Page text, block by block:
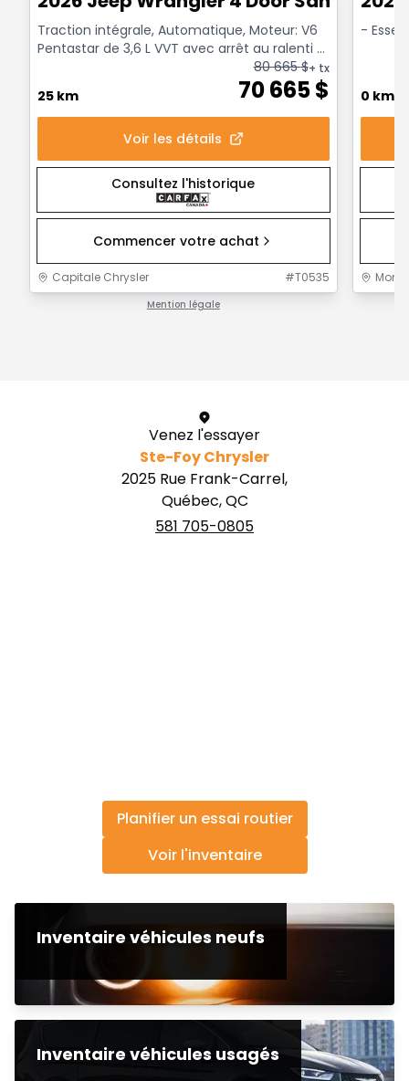
Traction intégrale, Automatique, Moteur: V6
Pentastar de 3,6 L VVT avec arrêt au ralenti -
25 km
70 665$
80 665$+ tx
Voir les détails
Consultez l'historique
Commencer votre achat
Capitale Chrysler #T0535
Mention légale
-
0 km
Venez l'essayer
Ste-Foy Chrysler
2025 Rue Frank-Carrel,
Québec, QC
581 705-0805
Planifier un essai routier
Voir l'inventaire
Inventaire véhicules neufs
Inventaire véhicules usagés